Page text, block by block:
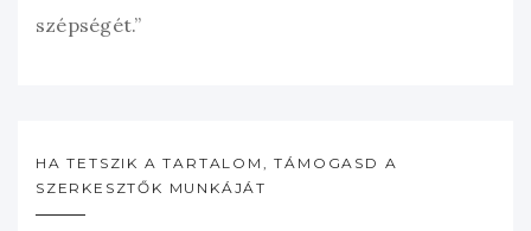
szépségét.”
HA TETSZIK A TARTALOM, TÁMOGASD A
SZERKESZTŐK MUNKÁJÁT